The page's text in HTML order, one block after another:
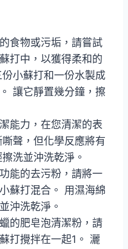
食物或污垢，請嘗試
打中，以獲得柔和的
小蘇打和一份水製成
讓它靜置幾分鐘，擦
能力，在您清潔的表
聲，但化學反應將有
洗並沖洗乾淨。
能的去污粉，請將一
蘇打混合。 用濕海綿
沖洗乾淨。
的肥皂泡清潔粉，請
打攪拌在一起1。 灑